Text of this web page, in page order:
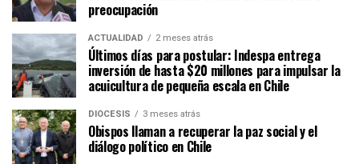
preocupación
ACTUALIDAD 2 meses atrás
Últimos días para postular: Indespa entrega
inversión de hasta $20 millones para impulsar la
acuicultura de pequeña escala en Chile
DIÓCESIS 3 meses atrás
Obispos llaman a recuperar la paz social y el
diálogo político en Chile